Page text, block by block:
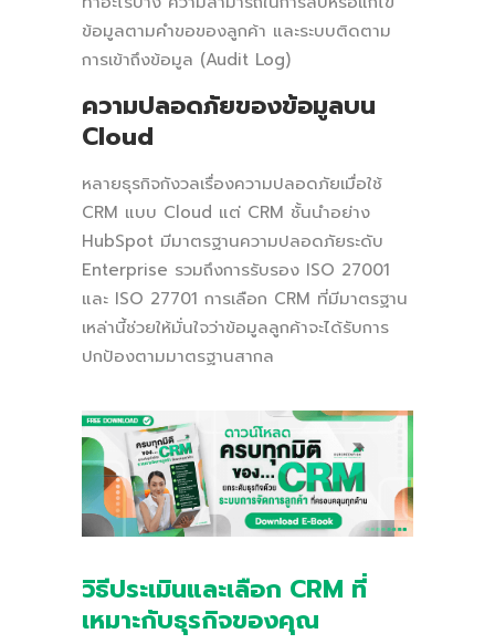
ข้อมูลตามคำขอของลูกค้า และระบบติดตาม
การเข้าถึงข้อมูล (Audit Log)
ความปลอดภัยของข้อมูลบน
Cloud
หลายธุรกิจกังวลเรื่องความปลอดภัยเมื่อใช้
CRM แบบ Cloud แต่ CRM ชั้นนำอย่าง
HubSpot มีมาตรฐานความปลอดภัยระดับ
Enterprise รวมถึงการรับรอง ISO 27001
และ ISO 27701 การเลือก CRM ที่มีมาตรฐาน
เหล่านี้ช่วยให้มั่นใจว่าข้อมูลลูกค้าจะได้รับการ
ปกป้องตามมาตรฐานสากล
วิธีประเมินและเลือก CRM ที่
เหมาะกับธุรกิจของคุณ